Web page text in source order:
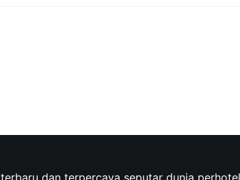
terbaru dan terpercaya seputar dunia